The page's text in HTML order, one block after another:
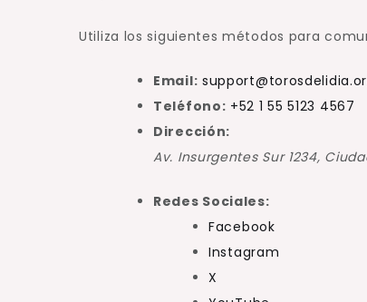
Utiliza los siguientes métodos para
Email:
Teléfono: +52 1 55 5123 4567
Dirección:
Av. Insurgentes Sur 1234,
Redes Sociales:
Facebook
Instagram
X